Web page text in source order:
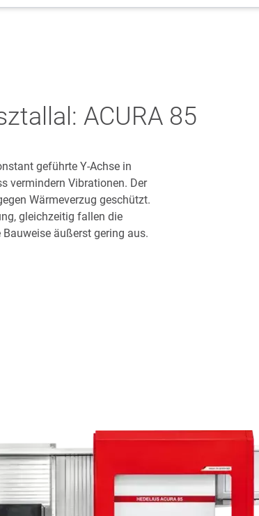
ACURA 85
geführte Y-Achse in
vermindern Vibrationen. Der
Wärmeverzug geschützt.
gleichzeitig fallen die
äußerst gering aus.